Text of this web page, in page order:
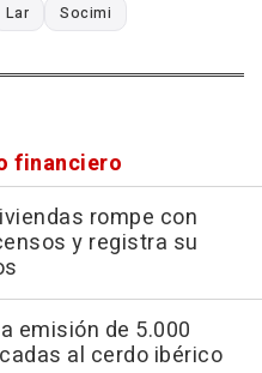
Lar Socimi
financiero
rompe con
y registra su
emisión de 5.000
al cerdo ibérico